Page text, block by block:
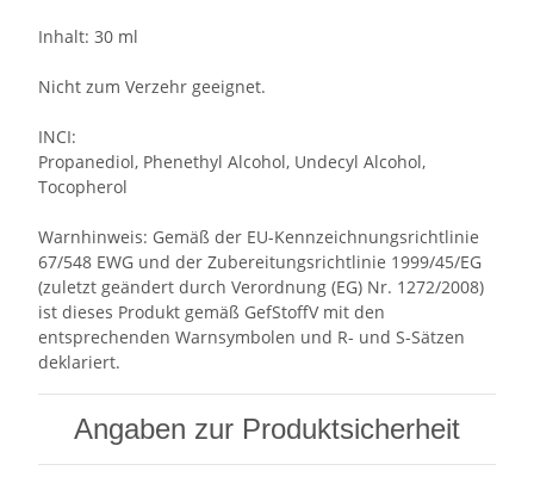
Inhalt: 30 ml
Nicht zum Verzehr geeignet.
INCI:
Propanediol, Phenethyl Alcohol, Undecyl Alcohol,
Tocopherol
Warnhinweis: Gemäß der EU-Kennzeichnungsrichtlinie
67/548 EWG und der Zubereitungsrichtlinie 1999/45/EG
(zuletzt geändert durch Verordnung (EG) Nr. 1272/2008)
ist dieses Produkt gemäß GefStoffV mit den
entsprechenden Warnsymbolen und R- und S-Sätzen
deklariert.
Angaben zur Produktsicherheit